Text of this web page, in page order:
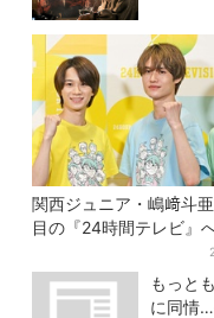
関西ジュニア・嶋﨑斗
目の『24時間テレビ』
かのメンバーに助言「
ターたるもの」
もっと
に同情…